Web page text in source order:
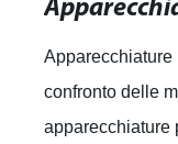
Apparecchiature
confronto delle
apparecchiature